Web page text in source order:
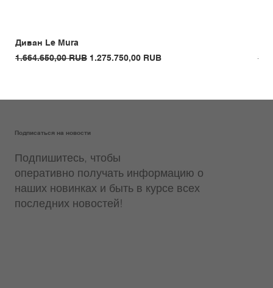
Диван Le Mura
Обычная цена
1.664.650,00 RUB Цена со скидкой
1.275.750,00 RUB
Подписаться на новости
Подпишитесь, чтобы
оперативно получать информацию о
наших новинках и быть в курсе всех
последних новостей!